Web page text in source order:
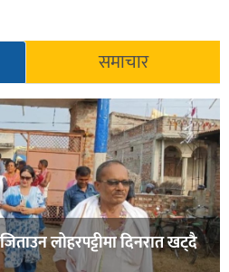
समाचार
लोहरपट्टीमा दिनरात खट्दै